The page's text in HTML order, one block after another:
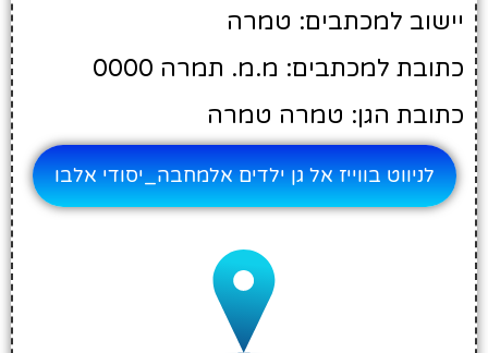
יישוב למכתבים: טמרה
כתובת למכתבים: מ.מ. תמרה 0000
כתובת הגן: טמרה טמרה
לניווט בווייז אל גן ילדים אלמחבה_יסודי אלבו